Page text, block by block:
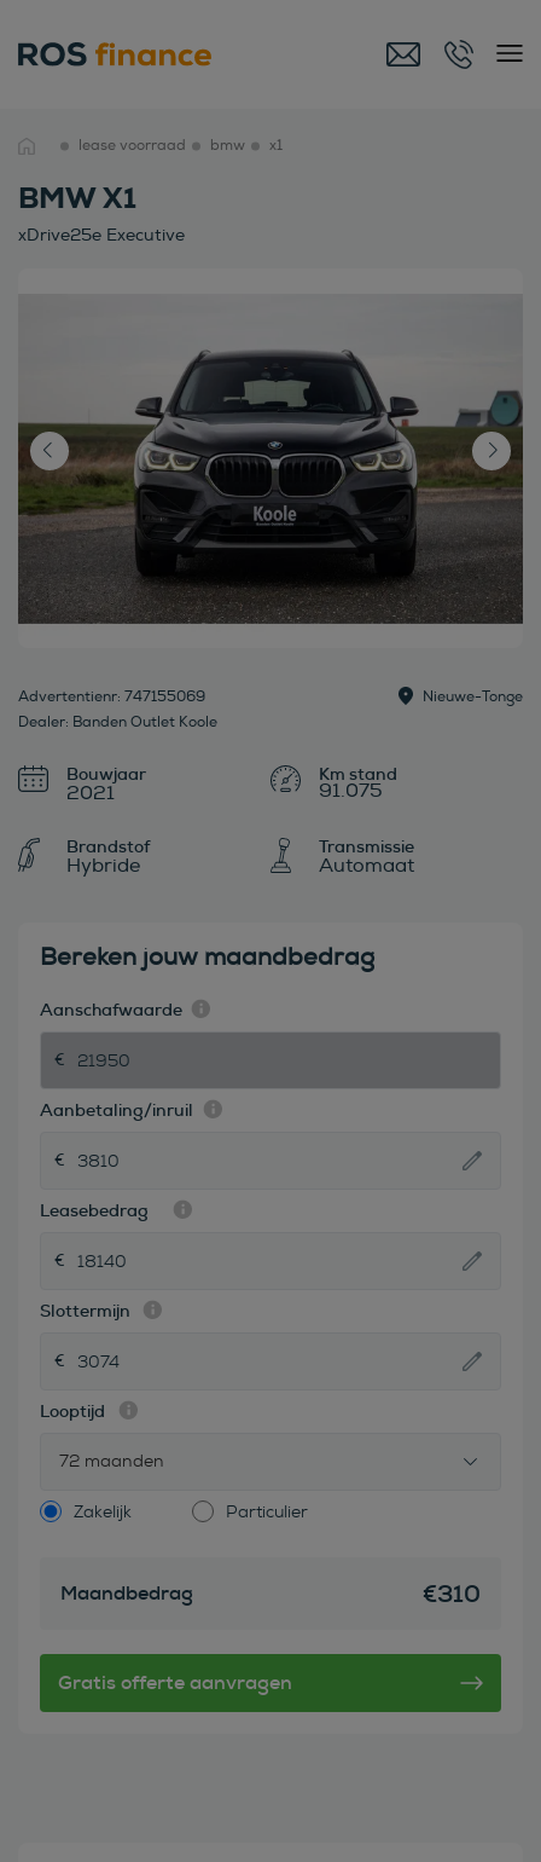
lease voorraad bmw x1
BMW X1
xDrive25e Executive
Advertentienr: 747155069
Dealer: Banden Outlet Koole
Nieuwe-Tonge
Bouwjaar
2021 91.075
Brandstof
Hybride
Transmissie
Automaat
Bereken jouw maandbedrag
Aanschafwaarde
Aanbetaling/inruil
Leasebedrag
Slottermijn
Looptijd
72 maanden
Zakelijk Particulier
Maandbedrag €310